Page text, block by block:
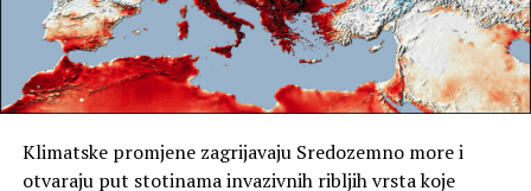
koji izjednačavaju kupovnu moć različitih
valutauklanjanjem razlika u razinama cijena između
zemalja. Ovdje navedene brojke temelje se na američkim
dolarima, budući da podaci o PKM-u temeljeni na eurima
još nisu objavljeni.
Klimatske promjene zagrijavaju Sredozemno more i
otvaraju put stotinama invazivnih ribljih vrsta koje